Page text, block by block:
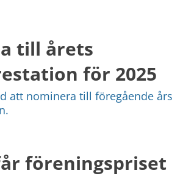
till årets
för 2025
att nominera till föregående års
föreningspriset